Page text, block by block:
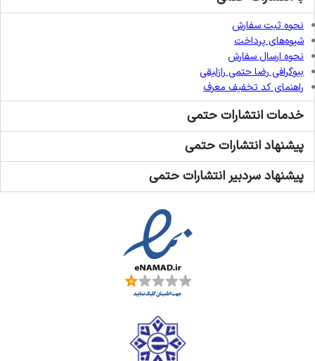
نحوه ثبت سفارش
شیوه‌های پرداخت
نحوه ارسال سفارش
بیوگرافی رضا حتمی رازلیقی
راهنمای کد تخفیف معرف
خدمات انتشارات حتمی
پیشنهاد انتشارات حتمی
پیشنهاد سردبیر انتشارات حتمی